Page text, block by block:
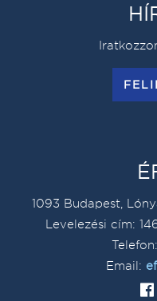
1093 Budapest,
Levelezési cím:
Email: